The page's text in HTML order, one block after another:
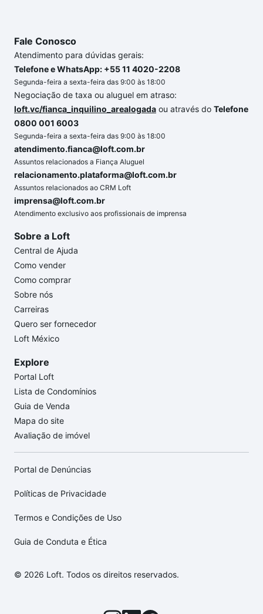
Fale Conosco
Atendimento para dúvidas gerais:
Telefone e WhatsApp: +55 11 4020-2208
Segunda-feira a sexta-feira das 9:00 às 18:00
Negociação de taxa ou aluguel em atraso:
loft.vc/fianca_inquilino_arealogada ou através do Telefone
0800 001 6003
Segunda-feira a sexta-feira das 9:00 às 18:00
atendimento.fianca@loft.com.br
Assuntos relacionados a Fiança Aluguel
relacionamento.plataforma@loft.com.br
Assuntos relacionados ao CRM Loft
imprensa@loft.com.br
Atendimento exclusivo aos profissionais de imprensa
Sobre a Loft
Central de Ajuda
Como vender
Como comprar
Sobre nós
Carreiras
Quero ser fornecedor
Loft México
Explore
Portal Loft
Lista de Condomínios
Guia de Venda
Mapa do site
Avaliação de imóvel
Portal de Denúncias
Políticas de Privacidade
Termos e Condições de Uso
Guia de Conduta e Ética
© 2026 Loft. Todos os direitos reservados.